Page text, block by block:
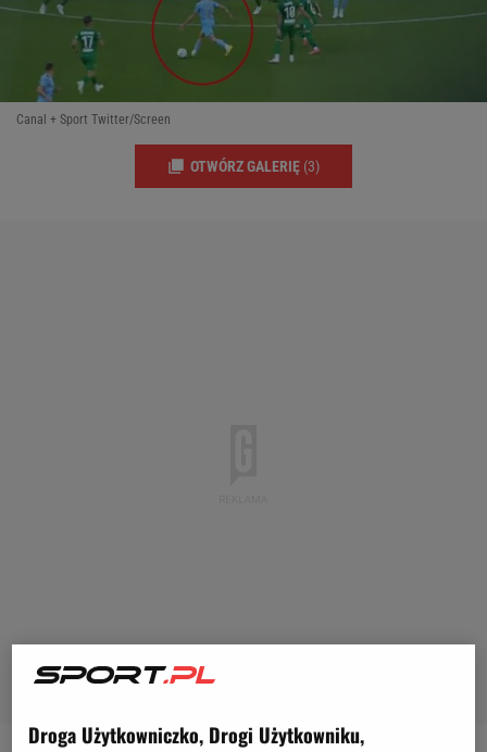
Canal + Sport Twitter/Screen
OTWÓRZ GALERIĘ (3)
Droga Użytkowniczko, Drogi Użytkowniku,